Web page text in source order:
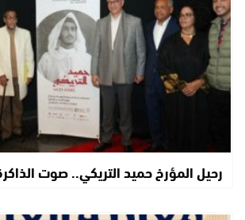
رحيل المؤرخ حميد التريكي.. صوت